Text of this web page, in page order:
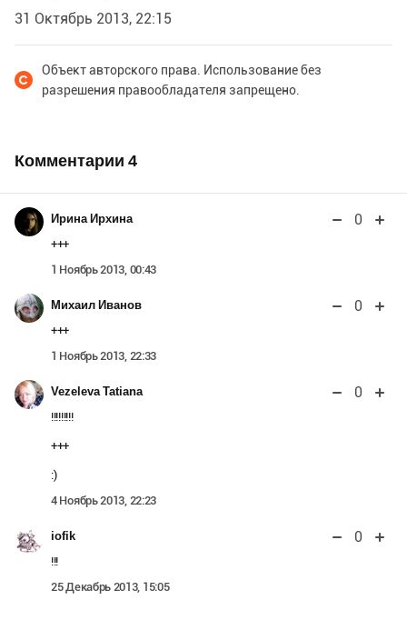
31 Октябрь 2013, 22:15
Объект авторского права. Использование без
разрешения правообладателя запрещено.
Комментарии 4
Ирина Ирхина 0
+++
1 Ноябрь 2013, 00:43
Михаил Иванов 0
+++
1 Ноябрь 2013, 22:33
Vezeleva Tatiana 0
!!!!!!!!!
+++
:)
4 Ноябрь 2013, 22:23
iofik 0
!!!
25 Декабрь 2013, 15:05